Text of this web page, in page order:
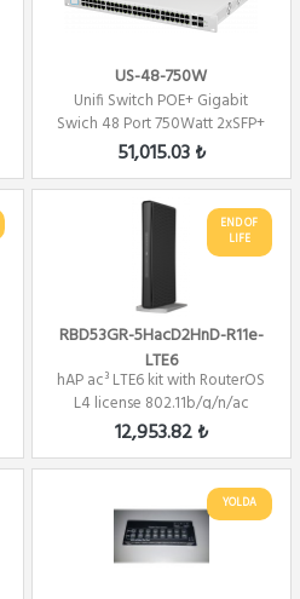
US-48-750W
Unifi Switch POE+ Gigabit
Swich 48 Port 750Watt 2xSFP+
2xSFP Yönet...
51,015.03 ₺
END OF
LIFE
RBD53GR-5HacD2HnD-R11e-
LTE6
hAP ac³ LTE6 kit with RouterOS
L4 license 802.11b/g/n/ac
12,953.82 ₺
YOLDA